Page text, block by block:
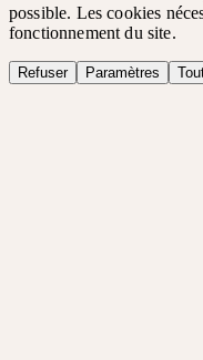
possible. Les cookies
fonctionnement du site.
Refuser Paramètres